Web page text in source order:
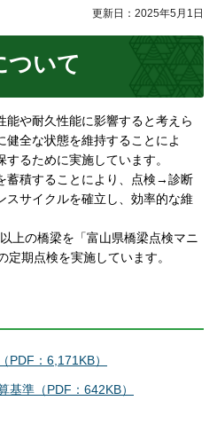
更新日：2025年5月1日
ついて
や耐久性能に影響すると考えら
全な状態を維持することによ
るために実施しています。
蓄積することにより、点検→診断
サイクルを確立し、効率的な維
上の橋梁を「富山県橋梁点検マニ
期点検を実施しています。
PDF：6,171KB）
基準（PDF：642KB）